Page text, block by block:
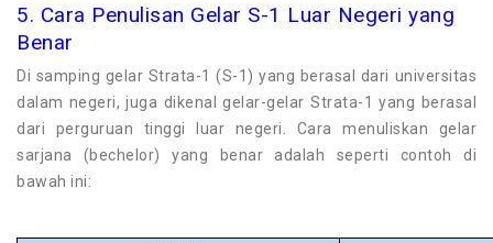
5. Cara Penulisan Gelar S-1 Luar Negeri yang
Benar
Di samping gelar Strata-1 (S-1) yang berasal dari universitas
dalam negeri, juga dikenal gelar-gelar Strata-1 yang berasal
dari perguruan tinggi luar negeri. Cara menuliskan gelar
sarjana (bechelor) yang benar adalah seperti contoh di
bawah ini: